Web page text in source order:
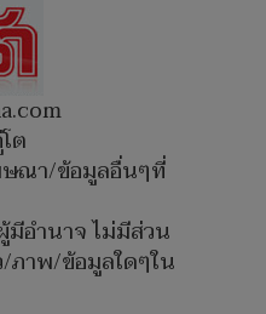
ต
ณา/ข้อมูลอื่นๆที่
มีอำนาจ ไม่มีส่วน
/ภาพ/ข้อมูลใดๆใน